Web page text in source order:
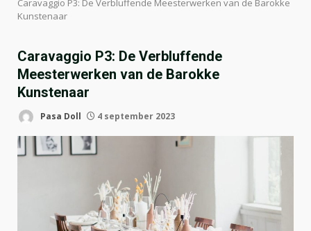
Caravaggio P3: De Verbluffende Meesterwerken van de Barokke
Kunstenaar
Caravaggio P3: De Verbluffende
Meesterwerken van de Barokke
Kunstenaar
Pasa Doll 4 september 2023